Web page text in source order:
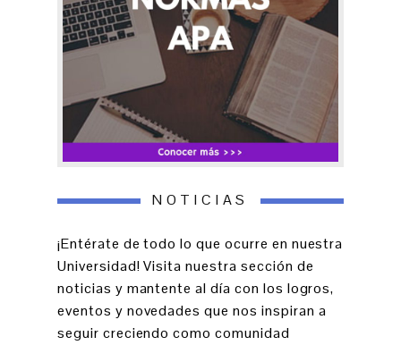
NOTICIAS
¡Entérate de todo lo que ocurre en nuestra
Universidad! Visita nuestra sección de
noticias y mantente al día con los logros,
eventos y novedades que nos inspiran a
seguir creciendo como comunidad